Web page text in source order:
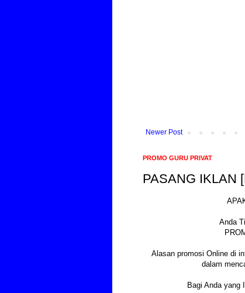
Newer Post
PROMO GURU PRIVAT
PASANG IKLAN
Anda
Alasan promosi Online di
dalam
Bagi Anda yang